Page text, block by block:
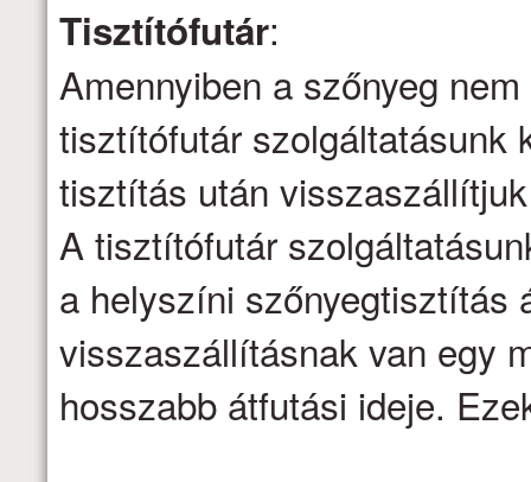
Tisztítófutár:
Amennyiben a szőnyeg
tisztítófutár szolgáltatásunk
tisztítás után
A tisztítófutár
a helyszíni szőnyegtisztítás
visszaszállításnak van egy
hosszabb átfutási ideje.